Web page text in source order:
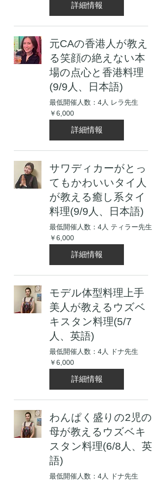
詳細情報
元CAの香港人が教え
る笑顔の絶えない本
場の点心と香港料理
(9/9人、日本語)
最低開催人数：4人 レラ先生
6,000
円
￥6,000
詳細情報
サワディカーがとっ
てもかわいいタイ人
が教える癒し系タイ
料理(9/9人、日本語)
最低開催人数：4人 ティラー先生
6,000
円
￥6,000
詳細情報
モデル体型料理上手
美人が教えるウズベ
キスタン料理(5/7
人、英語)
最低開催人数：4人 ドナ先生
6,000
円
￥6,000
詳細情報
わんぱく盛りの2児の
母が教えるウズベキ
スタン料理(6/8人、英
語)
最低開催人数：4人 ドナ先生